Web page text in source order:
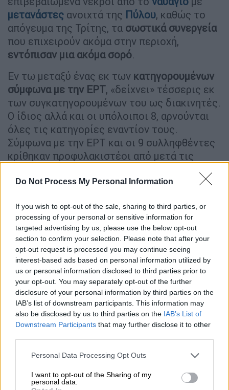
Do Not Process My Personal Information
If you wish to opt-out of the sale, sharing to third parties, or
processing of your personal or sensitive information for
targeted advertising by us, please use the below opt-out
section to confirm your selection. Please note that after your
opt-out request is processed you may continue seeing
interest-based ads based on personal information utilized by
us or personal information disclosed to third parties prior to
your opt-out. You may separately opt-out of the further
disclosure of your personal information by third parties on the
IAB’s list of downstream participants. This information may
also be disclosed by us to third parties on the IAB’s List of
Downstream Participants that may further disclose it to other
Please note that this website/app uses one or more Google
not limited to your visit or usage behaviour. You may click to
grant or deny consent to Google and its third-party tags to
Personal Data Processing Opt Outs
I want to opt-out of the Sharing of my
personal data.
μετανάστες ανοιχτά της Πύλου, καθώς το
απόγευμα της Τρίτης, τα σωστικά συνεργεία
που επιχειρούν ακόμα στην περιοχή,
εντόπισαν μια ακόμα σορό.
Εν τω μεταξύ ένας εκ των κατηγορουμένων
σύμφωνα με την ΕΡΤ, «δείχνει» τέσσερις εκ
των συγκατηγορουμένων του ως διακινητές.
Ο ίδιος αλλά και οι υπόλοιποι 8, αρνούνται
όλες τις κατηγορίες εναντίον τους.
Σύμφωνα με την ΕΡΤ και οι 9 συλληφθέντες
κρίθηκαν προφυλακιστέοι από μετά τις
video
Στις απολογίες τους οι εννέα
συλληφθέντες, όλοι Αιγύπτιοι δηλώνουν
πλήρωσαν υπέρογκα ποσά και κατονομάζουν
ένα συγκεκριμένο πρόσωπο ομοεθνή τους.
Ένας από τους φερόμενους ως διακινητές